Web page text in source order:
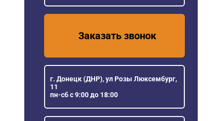
Заказать звонок
г. Донецк (ДНР), ул Розы Люксембург,
11
пн-сб с 9:00 до 18:00